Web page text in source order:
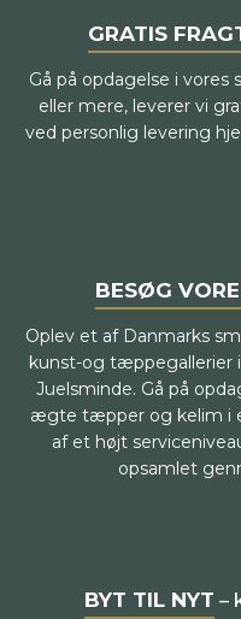
GRATIS
Gå på opdagelse i vores
eller mere, leverer vi
ved personlig levering
BESØG
Oplev et af Danmarks
kunst-og tæppegallerier
Juelsminde. Gå på
ægte tæpper og kelim i
af et højt
opsamlet
BYT TIL NYT –